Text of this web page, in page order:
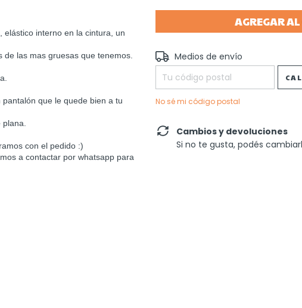
elástico interno en la cintura, un
las mas gruesas que tenemos.
que le quede bien a tu
con el pedido :)
a contactar por whatsapp para
Entregas para el CP:
Medios de envío
No sé mi código postal
Cambios y devoluciones
Si no te gusta, podés